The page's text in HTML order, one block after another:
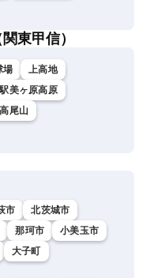
東甲信）
場
上高地
美ヶ原高原
高尾山
市
北茨城市
那珂市
小美玉市
大子町